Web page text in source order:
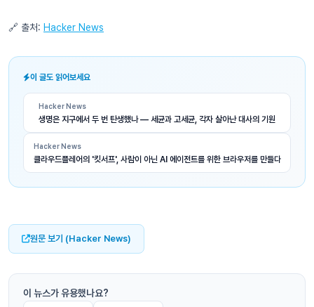
🔗 출처: Hacker News
이 글도 읽어보세요
Hacker News
생명은 지구에서 두 번 탄생했나 — 세균과 고세균, 각자 살아난 대사의 기원
Hacker News
클라우드플레어의 '킷서프', 사람이 아닌 AI 에이전트를 위한 브라우저를 만들다
원문 보기 (Hacker News)
이 뉴스가 유용했나요?